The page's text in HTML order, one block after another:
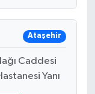
Ataşehir
Caddesi
Yanı